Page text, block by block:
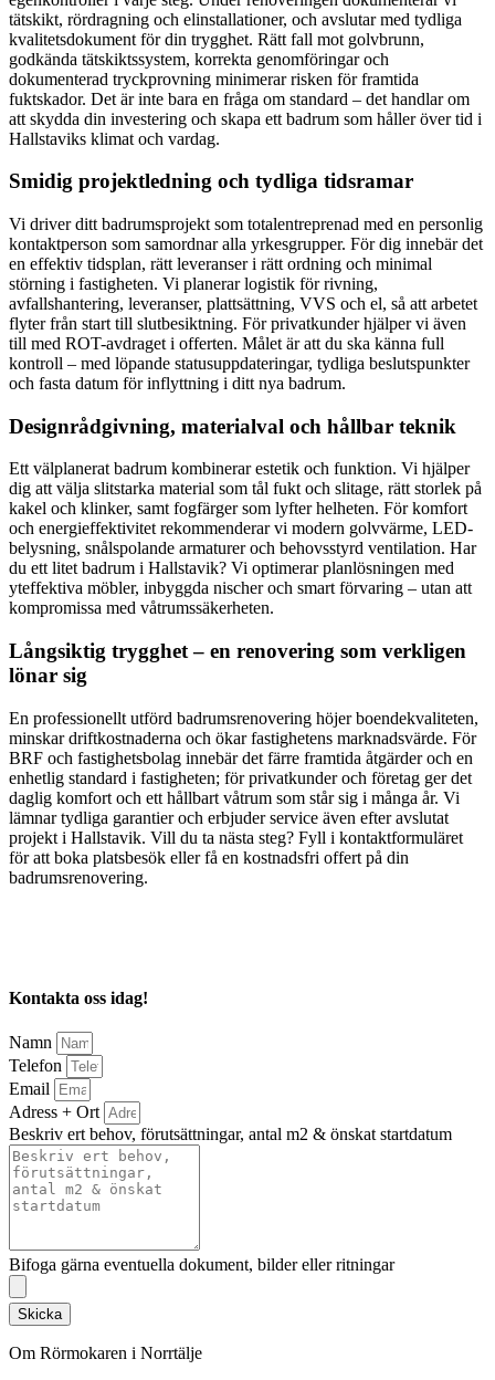
tätskikt, rördragning och elinstallationer, och avslutar med tydliga
kvalitetsdokument för din trygghet. Rätt fall mot golvbrunn,
godkända tätskiktssystem, korrekta genomföringar och
dokumenterad tryckprovning minimerar risken för framtida
fuktskador. Det är inte bara en fråga om standard – det handlar om
att skydda din investering och skapa ett badrum som håller över tid i
Hallstaviks klimat och vardag.
Smidig projektledning och tydliga tidsramar
Vi driver ditt badrumsprojekt som totalentreprenad med en personlig
kontaktperson som samordnar alla yrkesgrupper. För dig innebär det
en effektiv tidsplan, rätt leveranser i rätt ordning och minimal
störning i fastigheten. Vi planerar logistik för rivning,
avfallshantering, leveranser, plattsättning, VVS och el, så att arbetet
flyter från start till slutbesiktning. För privatkunder hjälper vi även
till med ROT-avdraget i offerten. Målet är att du ska känna full
kontroll – med löpande statusuppdateringar, tydliga beslutspunkter
och fasta datum för inflyttning i ditt nya badrum.
Designrådgivning, materialval och hållbar teknik
Ett välplanerat badrum kombinerar estetik och funktion. Vi hjälper
dig att välja slitstarka material som tål fukt och slitage, rätt storlek på
kakel och klinker, samt fogfärger som lyfter helheten. För komfort
och energieffektivitet rekommenderar vi modern golvvärme, LED-
belysning, snålspolande armaturer och behovsstyrd ventilation. Har
du ett litet badrum i Hallstavik? Vi optimerar planlösningen med
yteffektiva möbler, inbyggda nischer och smart förvaring – utan att
kompromissa med våtrumssäkerheten.
Långsiktig trygghet – en renovering som verkligen
lönar sig
En professionellt utförd badrumsrenovering höjer boendekvaliteten,
minskar driftkostnaderna och ökar fastighetens marknadsvärde. För
BRF och fastighetsbolag innebär det färre framtida åtgärder och en
enhetlig standard i fastigheten; för privatkunder och företag ger det
daglig komfort och ett hållbart våtrum som står sig i många år. Vi
lämnar tydliga garantier och erbjuder service även efter avslutat
projekt i Hallstavik. Vill du ta nästa steg? Fyll i kontaktformuläret
för att boka platsbesök eller få en kostnadsfri offert på din
badrumsrenovering.
Kontakta oss idag!
Namn
Telefon
Email
Adress + Ort
Beskriv ert behov, förutsättningar, antal m2 & önskat startdatum
Bifoga gärna eventuella dokument, bilder eller ritningar
Skicka
Om Rörmokaren i Norrtälje